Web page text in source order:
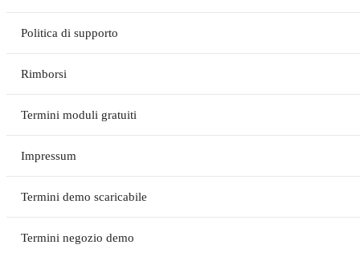
Politica di supporto
Rimborsi
Termini moduli gratuiti
Impressum
Termini demo scaricabile
Termini negozio demo